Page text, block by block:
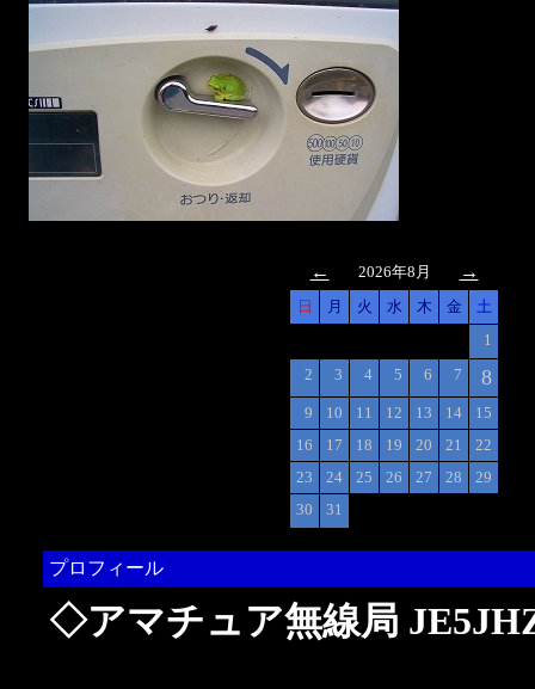
← 2026年8月 →
日 月 火 水 木 金
土
1
2
3 4 5 6 7 8
9 10 11 12 13 14
15
16
17 18 19 20 21
22
23
24 25 26 27 28
29
30
31
プロフィール
◇アマチュア無線局